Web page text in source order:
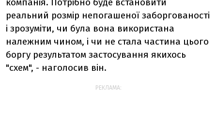
реальний розмір непогашеної заборгованості
і зрозуміти, чи була вона використана
належним чином, і чи не стала частина цього
боргу результатом застосування якихось
"схем", - наголосив він.
РЕКЛАМА: